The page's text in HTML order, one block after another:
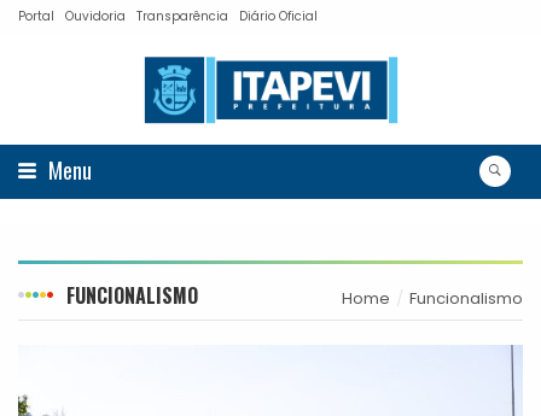
Portal Ouvidoria Transparência Diário Oficial
Menu
FUNCIONALISMO Home Funcionalismo